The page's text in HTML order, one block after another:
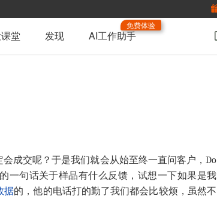
堂 发现 AI工作助手
免费体验
会成交呢？于是我们就会从始至终一直问客户，Do
一句话关于样品有什么反馈，试想一下如果是我
据的，他的电话打的勤了我们都会比较烦，虽然不